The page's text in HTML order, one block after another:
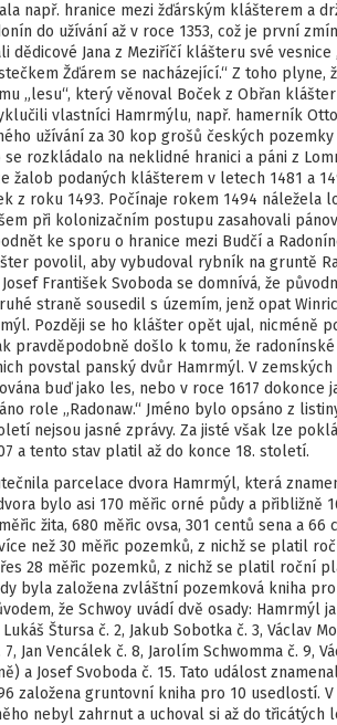
např. hranice mezi žďárským klášterem a
do užívání až v roce 1353, což je první
dědicové Jana z Meziříčí klášteru své vesnice
Žďárem se nacházející.“ Z toho
„lesu“, který věnoval Boček z Obřan
vlastníci Hamrmýlu, např. hamerník
užívání za 30 kop grošů českých
se rozkládalo na neklidné hranici a páni z
žalob podaných klášterem v letech 1481 a
z roku 1493. Počínaje rokem 1494 náležela
při kolonizačním postupu zasahovali
ke sporu o hranice mezi Budčí a
povolil, aby vybudoval rybník na gruntě
František Svoboda se domnívá, že
straně sousedil s územím, jenž opat
Později se ho klášter opět ujal, nicméně
pravděpodobně došlo k tomu, že
povstal panský dvůr Hamrmýl. V
buď jako les, nebo v roce 1617
role „Radonaw.“ Jméno bylo opsáno z
nejsou jasné zprávy. Za jisté však lze
a tento stav platil až do konce 18. století.
parcelace dvora Hamrmýl, která
bylo asi 170 měřic orné půdy a přibližně
žita, 680 měřic ovsa, 301 centů sena a
než 30 měřic pozemků, z nichž se platil
28 měřic pozemků, z nichž se platil roční
byla založena zvláštní pozemková kniha
že Schwoy uvádí dvě osady: Hamrmýl
Štursa č. 2, Jakub Sobotka č. 3, Václav
Jan Vencálek č. 8, Jarolím Schwomma č. 9,
a Josef Svoboda č. 15. Tato událost
založena gruntovní kniha pro 10 usedlostí.
nebyl zahrnut a uchoval si až do